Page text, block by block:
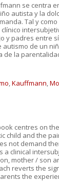
se centra
autista y la
Tal y
y padres entre
autismo de un
de la
,Kauffmann,
centres on
child and the
not demand
a clinical
mother / son
reverts the
the